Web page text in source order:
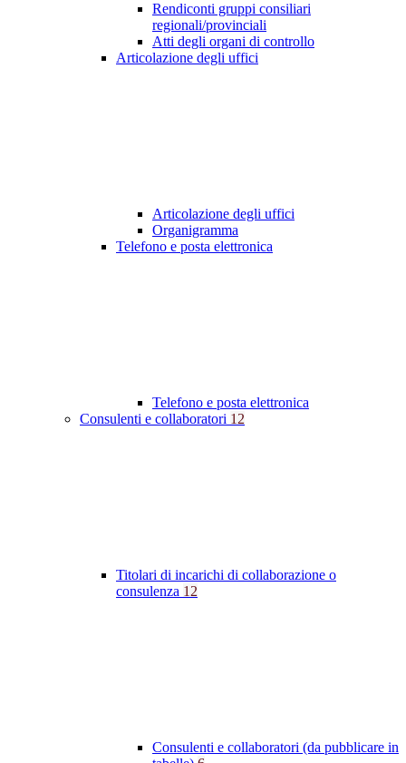
Rendiconti gruppi consiliari
regionali/provinciali
Atti degli organi di controllo
Articolazione degli uffici
Articolazione degli uffici
Organigramma
Telefono e posta elettronica
Telefono e posta elettronica
Consulenti e collaboratori 12
Titolari di incarichi di collaborazione o
consulenza 12
Consulenti e collaboratori (da pubblicare in